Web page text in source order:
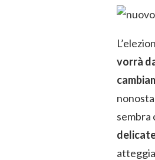
vorrà
sembra